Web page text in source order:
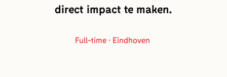
direct impact te maken.
Full-time · Eindhoven